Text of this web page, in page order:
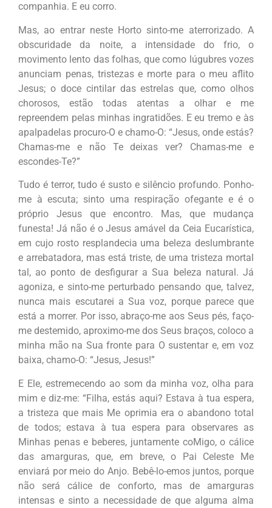
companhia. E eu corro.
Mas, ao entrar neste Horto sinto-me aterrorizado. A
obscuridade da noite, a intensidade do frio, o
movimento lento das folhas, que como lúgubres vozes
anunciam penas, tristezas e morte para o meu aflito
Jesus; o doce cintilar das estrelas que, como olhos
chorosos, estão todas atentas a olhar e me
repreendem pelas minhas ingratidões. E eu tremo e às
apalpadelas procuro-O e chamo-O: “Jesus, onde estás?
Chamas-me e não Te deixas ver? Chamas-me e
escondes-Te?”
Tudo é terror, tudo é susto e silêncio profundo. Ponho-
me à escuta; sinto uma respiração ofegante e é o
próprio Jesus que encontro. Mas, que mudança
funesta! Já não é o Jesus amável da Ceia Eucarística,
em cujo rosto resplandecia uma beleza deslumbrante
e arrebatadora, mas está triste, de uma tristeza mortal
tal, ao ponto de desfigurar a Sua beleza natural. Já
agoniza, e sinto-me perturbado pensando que, talvez,
nunca mais escutarei a Sua voz, porque parece que
está a morrer. Por isso, abraço-me aos Seus pés, faço-
me destemido, aproximo-me dos Seus braços, coloco a
minha mão na Sua fronte para O sustentar e, em voz
baixa, chamo-O: “Jesus, Jesus!”
E Ele, estremecendo ao som da minha voz, olha para
mim e diz-me: “Filha, estás aqui? Estava à tua espera,
a tristeza que mais Me oprimia era o abandono total
de todos; estava à tua espera para observares as
Minhas penas e beberes, juntamente coMigo, o cálice
das amarguras, que, em breve, o Pai Celeste Me
enviará por meio do Anjo. Bebê-lo-emos juntos, porque
não será cálice de conforto, mas de amarguras
intensas e sinto a necessidade de que alguma alma